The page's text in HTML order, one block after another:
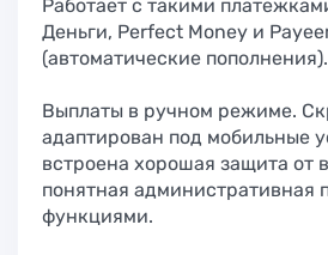
Работает с такими
Деньги, Perfect Money и
(автоматические пополнения).
Выплаты в ручном режиме.
адаптирован под мобильные
встроена хорошая защита от
понятная административная
функциями.